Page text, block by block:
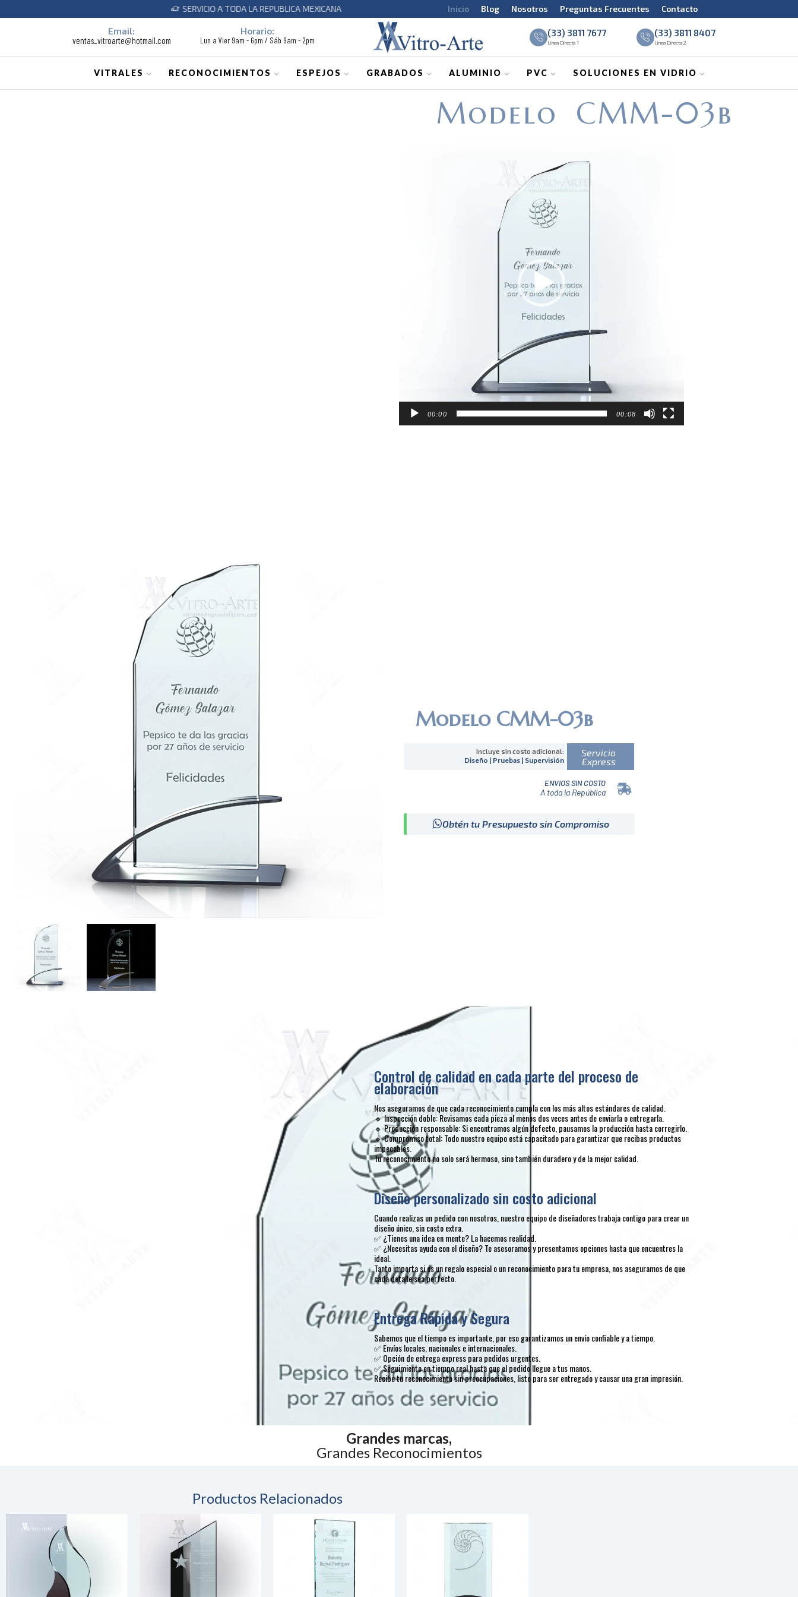
SERVICIO A TODA LA REPUBLICA MEXICANA Inicio Blog Nosotros Preguntas Frecuentes Contacto
Email:
ventas_vitroarte@hotmail.com
Horario:
Lun a Vier 9am - 6pm / Sáb 9am - 2pm
(33) 3811 7677
Línea Directa 1
(33) 3811 8407
Línea Directa 2
VITRALES RECONOCIMIENTOS ESPEJOS GRABADOS ALUMINIO PVC SOLUCIONES EN VIDRIO
Modelo CMM-03b
00:00 00:08
Modelo CMM-03b
Incluye sin costo adicional:
Diseño | Pruebas | Supervisión
Servicio
Express
ENVIOS SIN COSTO
A toda la República
Obtén tu Presupuesto sin Compromiso
Control de calidad en cada parte del proceso de
elaboración
Nos aseguramos de que cada reconocimiento cumpla con los más altos estándares de calidad.
🔹 Inspección doble: Revisamos cada pieza al menos dos veces antes de enviarla o entregarla.
🔹 Producción responsable: Si encontramos algún defecto, pausamos la producción hasta corregirlo.
🔹 Compromiso total: Todo nuestro equipo está capacitado para garantizar que recibas productos
impecables.
Tu reconocimiento no solo será hermoso, sino también duradero y de la mejor calidad.
Diseño personalizado sin costo adicional
Cuando realizas un pedido con nosotros, nuestro equipo de diseñadores trabaja contigo para crear un
diseño único, sin costo extra.
✅ ¿Tienes una idea en mente? La hacemos realidad.
✅ ¿Necesitas ayuda con el diseño? Te asesoramos y presentamos opciones hasta que encuentres la
ideal.
Tanto importa si es un regalo especial o un reconocimiento para tu empresa, nos aseguramos de que
cada detalle sea perfecto.
Entrega Rápida y Segura
Sabemos que el tiempo es importante, por eso garantizamos un envío confiable y a tiempo.
✅ Envíos locales, nacionales e internacionales.
✅ Opción de entrega express para pedidos urgentes.
✅ Seguimiento en tiempo real hasta que el pedido llegue a tus manos.
Recibe tu reconocimiento sin preocupaciones, listo para ser entregado y causar una gran impresión.
Grandes marcas,
Grandes Reconocimientos
Productos Relacionados